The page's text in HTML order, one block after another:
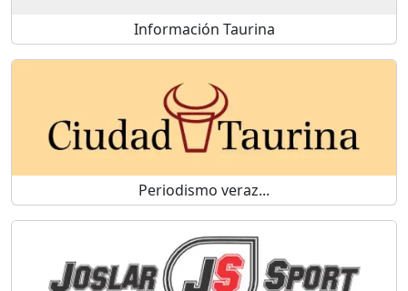
Información Taurina
Periodismo veraz...